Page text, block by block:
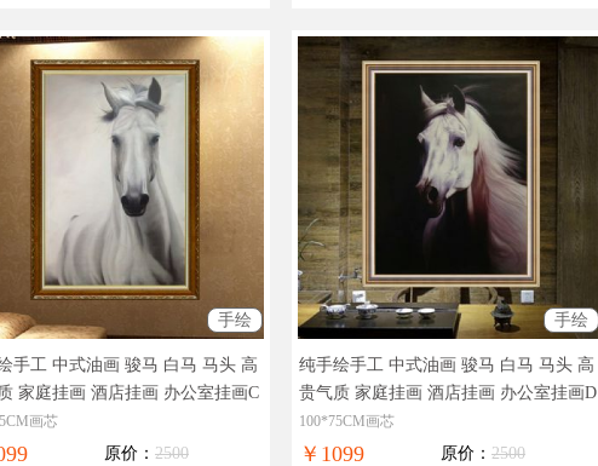
手绘
手工 中式油画 骏马 白马 马头 高
家庭挂画 酒店挂画 办公室挂画C
摄，现货图片，在线支付，全国
画芯
原价： 2500
手绘
纯手绘手工 中式油画 骏马 白马 马头 高
贵气质 家庭挂画 酒店挂画 办公室挂画D
实物拍摄，现货图片，在线支付，全国
免邮
100*75CM画芯
￥1099 原价： 2500